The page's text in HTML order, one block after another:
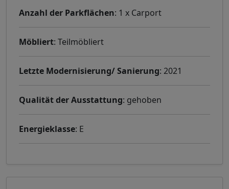
Anzahl der Parkflächen: 1 x Carport
Möbliert: Teilmöbliert
Letzte Modernisierung/ Sanierung: 2021
Qualität der Ausstattung: gehoben
Energieklasse: E